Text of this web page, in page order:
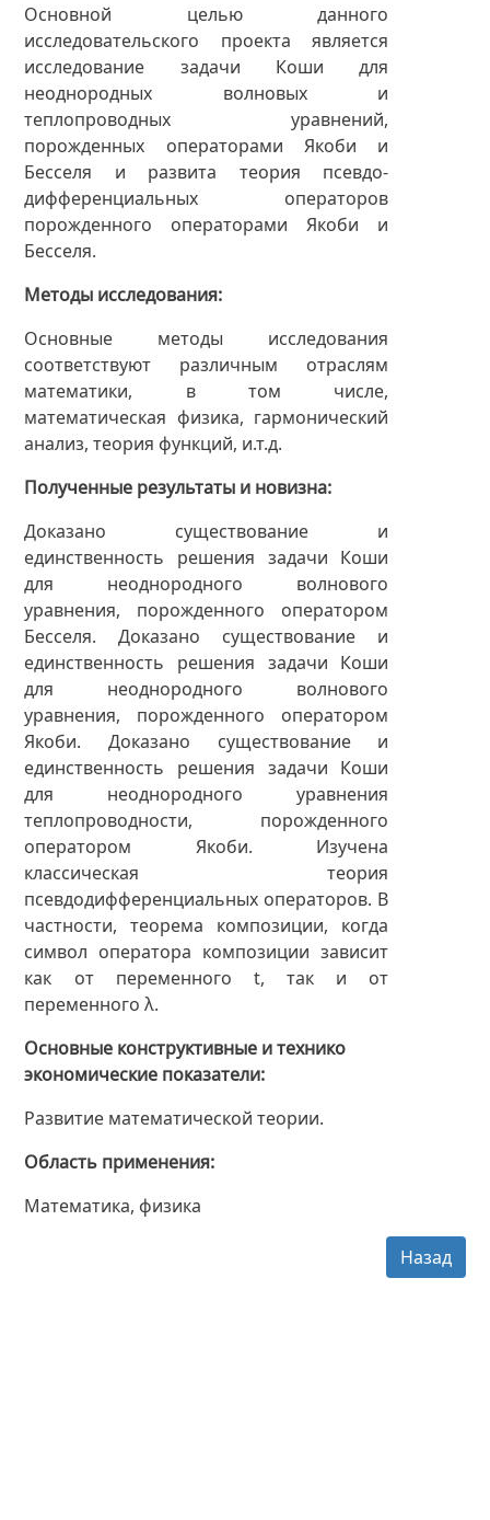
Основной целью данного
исследовательского проекта является
исследование задачи Коши для
неоднородных волновых и
теплопроводных уравнений,
порожденных операторами Якоби и
Бесселя и развита теория псевдо-
дифференциальных операторов
порожденного операторами Якоби и
Бесселя.
Методы исследования
Основные методы исследования
соответствуют различным отраслям
математики, в том числе,
математическая физика, гармонический
анализ, теория функций, и.т.д.
Полученные результаты и новизна
Доказано существование и
единственность решения задачи Коши
для неоднородного волнового
уравнения, порожденного оператором
Бесселя. Доказано существование и
единственность решения задачи Коши
для неоднородного волнового
уравнения, порожденного оператором
Якоби. Доказано существование и
единственность решения задачи Коши
для неоднородного уравнения
теплопроводности, порожденного
оператором Якоби. Изучена
классическая теория
псевдодифференциальных операторов. В
частности, теорема композиции, когда
символ оператора композиции зависит
как от переменного t, так и от
переменного λ.
Основные конструктивные и технико
экономические показатели
Развитие математической теории.
Область применения
Математика, физика
Назад